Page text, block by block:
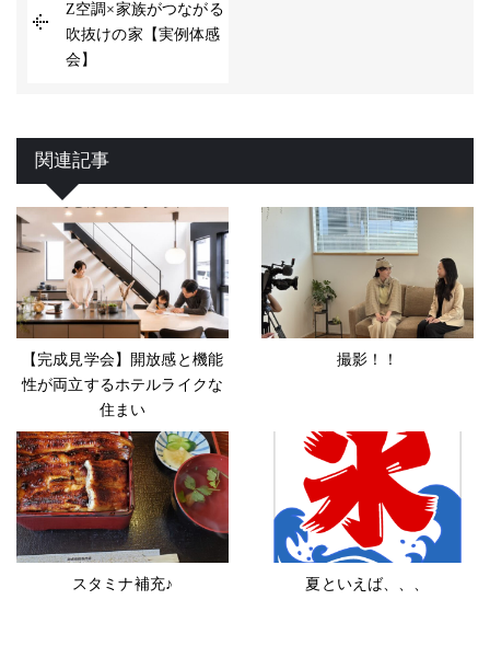
Z空調×家族がつながる
吹抜けの家【実例体感
会】
関連記事
【完成見学会】開放感と機能
性が両立するホテルライクな
住まい
撮影！！
スタミナ補充♪ 夏といえば、、、